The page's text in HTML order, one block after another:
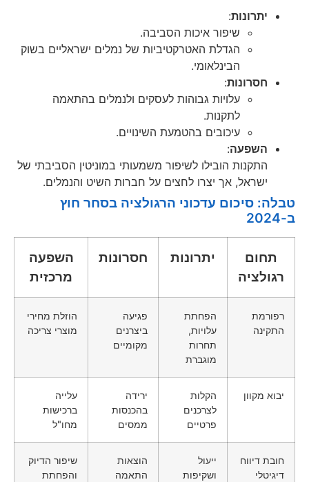
יתרונות:
שיפור איכות הסביבה.
הגדלת האטרקטיביות של נמלים ישראליים בשוק
הבינלאומי.
חסרונות:
עלויות גבוהות לעסקים ולנמלים בהתאמה
לתקנות.
עיכובים בהטמעת השינויים.
השפעה:
התקנות הובילו לשיפור משמעותי במוניטין הסביבתי של
ישראל, אך יצרו לחצים על חברות השיט והנמלים.
טבלה: סיכום עדכוני הרגולציה בסחר חוץ
ב-2024
תחום
רגולציה
יתרונות חסרונות
השפעה
מרכזית
רפורמת
התקינה
הפחתת
עלויות,
תחרות
מוגברת
פגיעה
ביצרנים
מקומיים
הוזלת מחירי
מוצרי צריכה
יבוא מקוון
הקלות
לצרכנים
פרטיים
ירידה
בהכנסות
ממסים
עלייה
ברכישות
מחו"ל
חובת דיווח
דיגיטלי
ייעול
ושקיפות
הוצאות
התאמה
שיפור הדיוק
והפחתת